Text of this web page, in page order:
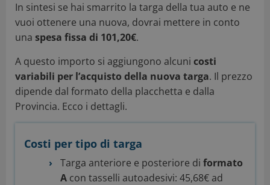
In sintesi se hai smarrito la targa della tua auto e ne
vuoi ottenere una nuova, dovrai mettere in conto
una spesa fissa di 101,20€.
A questo importo si aggiungono alcuni costi
variabili per l’acquisto della nuova targa. Il prezzo
dipende dal formato della placchetta e dalla
Provincia. Ecco i dettagli.
Costi per tipo di targa
Targa anteriore e posteriore di formato
A con tasselli autoadesivi: 45,68€ ad